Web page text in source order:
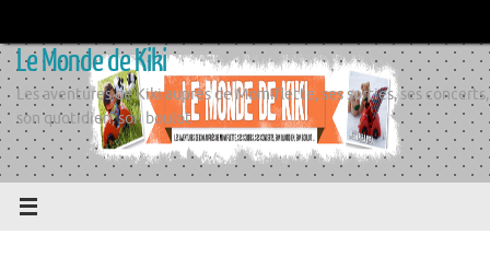
contenu
Le Monde de Kiki
Les aventures de Kiki auprès de Momiflette, ses sorties, ses concerts,
son quotidien, son boulot